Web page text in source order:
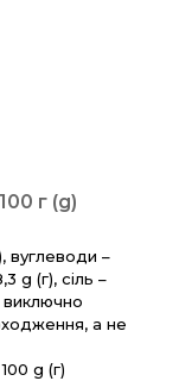
г (g)
вуглеводи –
g (г), сіль –
виключно
а не
g (г)